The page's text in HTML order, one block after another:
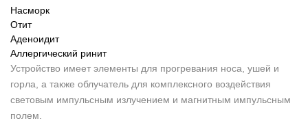
Насморк
Отит
Аденоидит
Аллергический ринит
Устройство имеет элементы для прогревания носа, ушей и
горла, а также облучатель для комплексного воздействия
световым импульсным излучением и магнитным импульсным
полем.